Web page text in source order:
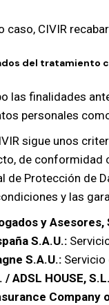
caso, CIVIR
del tratamiento
las finalidades
personales
sigue unos
de conformidad
de Protección de
y las
y Asesores,
S.A.U.:
S.A.U.:
ADSL HOUSE,
Company